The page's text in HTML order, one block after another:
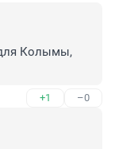
Колымы,
+1 –0